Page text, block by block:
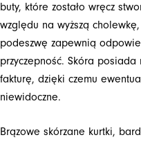
buty, które zostało wręcz
względu na wyższą
podeszwę zapewnią
przyczepność. Skóra
fakturę, dzięki czemu
niewidoczne.
Brązowe skórzane kurtki,